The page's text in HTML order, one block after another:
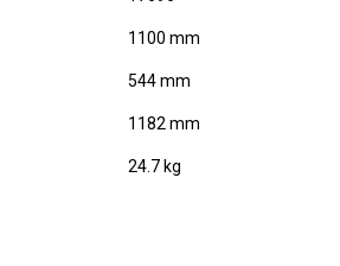
1100 mm
544 mm
1182 mm
24.7 kg